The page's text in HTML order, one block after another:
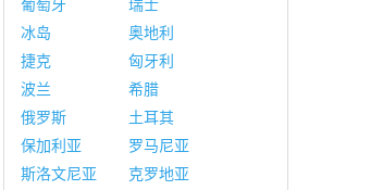
葡萄牙
瑞士
冰岛
奥地利
捷克
匈牙利
波兰
希腊
俄罗斯
土耳其
保加利亚
罗马尼亚
斯洛文尼亚
克罗地亚